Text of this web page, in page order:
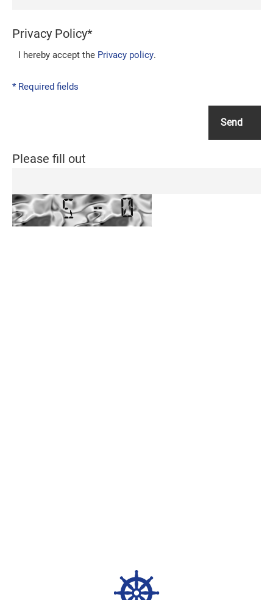
Privacy Policy*
I hereby accept the Privacy policy.
* Required fields
Please fill out